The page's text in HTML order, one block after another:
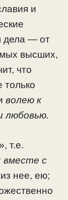
и
дела — от
высших,
что
только
волею к
любовью.
т.е.
вместе с
нее, ею;